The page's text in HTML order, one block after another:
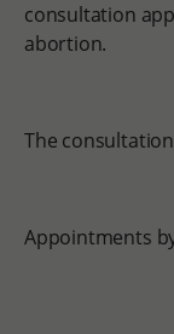
consultation
abortion.
The
Appointments